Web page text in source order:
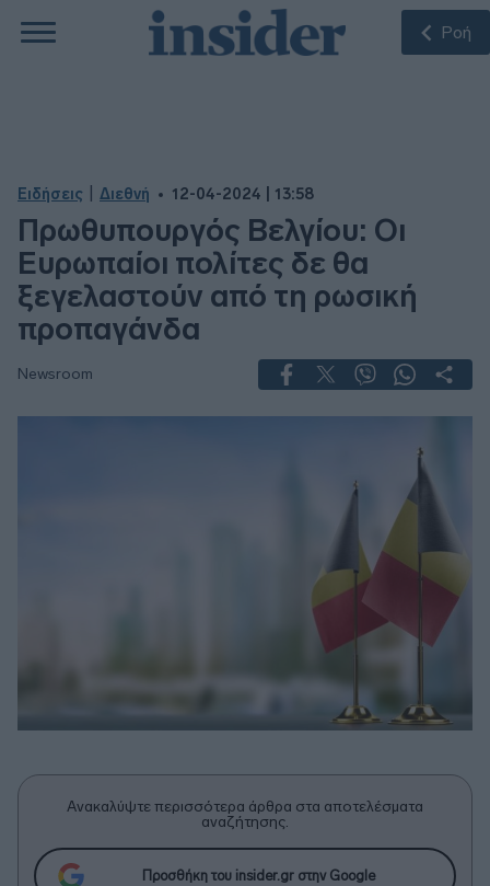
Ροή
Ειδήσεις Διεθνή 12-04-2024 | 13:58
Πρωθυπουργός Βελγίου: Οι
Ευρωπαίοι πολίτες δε θα
ξεγελαστούν από τη ρωσική
προπαγάνδα
Newsroom
Ανακαλύψτε περισσότερα άρθρα στα αποτελέσματα
αναζήτησης.
Προσθήκη του insider.gr στην Google